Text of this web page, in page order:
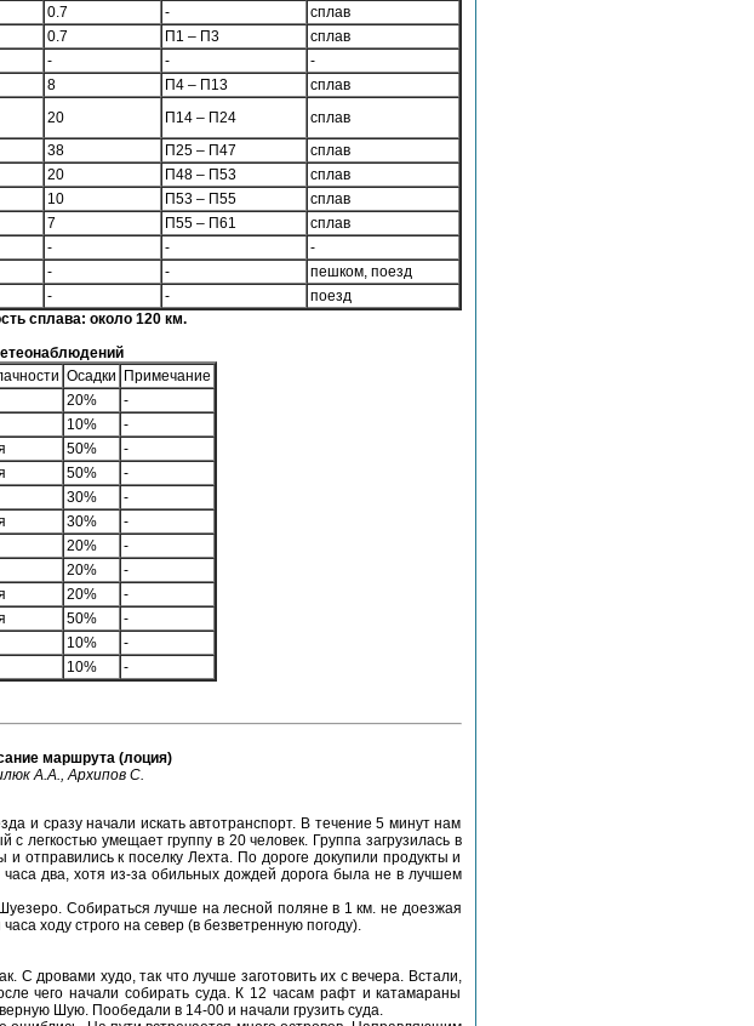
0.7 -
сплав
0.7 П1 – П3
сплав
- -
-
8 П4 – П13
сплав
20 П14 – П24
сплав
38 П25 – П47
сплав
20 П48 – П53
сплав
10 П53 – П55
сплав
7 П55 – П61
сплав
- -
-
- -
пешком, поезд
- -
поезд
сплава: около 120 км.
Осадки
Примечание
20%
-
10%
-
50%
-
50%
-
30%
-
30%
-
20%
-
20%
-
20%
-
50%
-
10%
-
10% -
маршрута (лоция)
А.А., Архипов С.
и сразу начали искать автотранспорт. В течение 5 минут нам
легкостью умещает группу в 20 человек. Группа загрузилась в
отправились к поселку Лехта. По дороге докупили продукты и
два, хотя из-за обильных дождей дорога была не в лучшем
Собираться лучше на лесной поляне в 1 км. не доезжая
ходу строго на север (в безветренную погоду).
С дровами худо, так что лучше заготовить их с вечера. Встали,
чего начали собирать суда. К 12 часам рафт и катамараны
Шую. Пообедали в 14-00 и начали грузить суда.